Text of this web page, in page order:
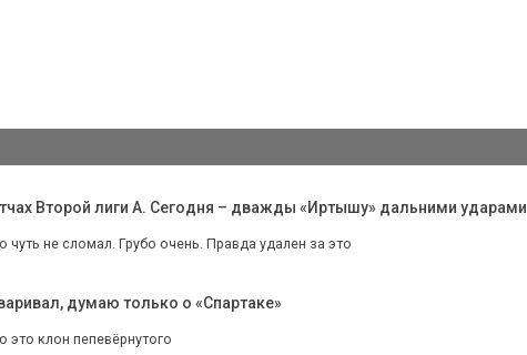
Второй лиги А. Сегодня – дважды «Иртышу» дальними ударами
чуть не сломал. Грубо очень. Правда удален за это
думаю только о «Спартаке»
это клон пепевёрнутого